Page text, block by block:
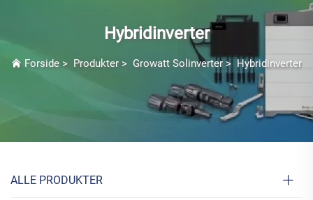
Hybridinverter
Forside > Produkter > Growatt Solinverter > Hybridinverter
ALLE PRODUKTER